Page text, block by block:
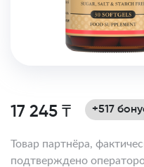
17 245 ₸ +517
Товар партнёра,
подтверждено